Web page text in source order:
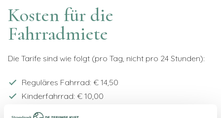
Kosten für die
Fahrradmiete
Die Tarife sind wie folgt (pro Tag, nicht pro 24 Stunden):
Reguläres Fahrrad: € 14,50
Kinderfahrrad: € 10,00
Elektrisches Fahrrad: € 30,00